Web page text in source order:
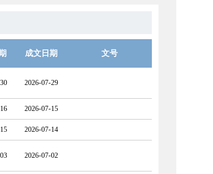
成文日期 文号
2026-07-29
2026-07-15
2026-07-14
2026-07-02